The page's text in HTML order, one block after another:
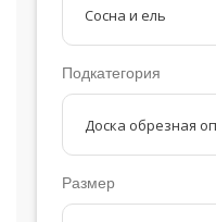
Подкатегория
Размер